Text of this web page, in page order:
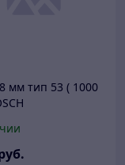
мм тип 53 ( 1000